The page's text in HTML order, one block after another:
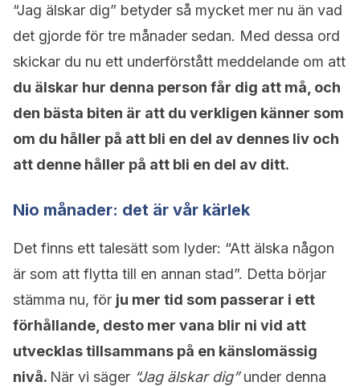
“Jag älskar dig” betyder så mycket mer nu än vad
det gjorde för tre månader sedan. Med dessa ord
skickar du nu ett underförstått meddelande om att
du älskar hur denna person får dig att må, och
den bästa biten är att du verkligen känner som
om du håller på att bli en del av dennes liv och
att denne håller på att bli en del av ditt.
Nio månader: det är vår kärlek
Det finns ett talesätt som lyder: “Att älska någon
är som att flytta till en annan stad”. Detta börjar
stämma nu, för ju mer tid som passerar i ett
förhållande, desto mer vana blir ni vid att
utvecklas tillsammans på en känslomässig
nivå. När vi säger “Jag älskar dig”under denna